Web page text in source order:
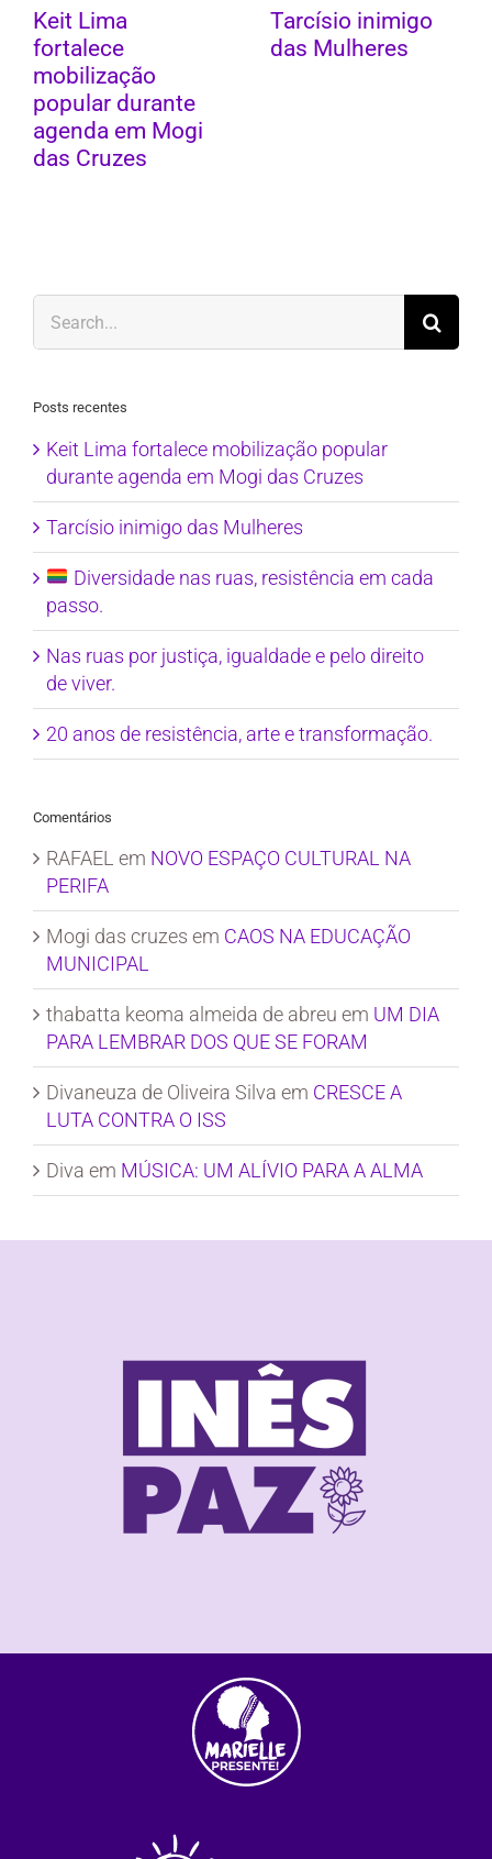
Keit Lima
fortalece
mobilização
popular durante
agenda em Mogi
das Cruzes
Tarcísio inimigo
das Mulheres
for:
Posts recentes
Keit Lima fortalece mobilização popular
durante agenda em Mogi das Cruzes
Tarcísio inimigo das Mulheres
Diversidade nas ruas, resistência em cada
passo.
Nas ruas por justiça, igualdade e pelo direito
de viver.
20 anos de resistência, arte e transformação.
Comentários
RAFAEL em NOVO ESPAÇO CULTURAL NA
PERIFA
Mogi das cruzes em CAOS NA EDUCAÇÃO
MUNICIPAL
thabatta keoma almeida de abreu em UM DIA
PARA LEMBRAR DOS QUE SE FORAM
Divaneuza de Oliveira Silva em CRESCE A
LUTA CONTRA O ISS
Diva em MÚSICA: UM ALÍVIO PARA A ALMA